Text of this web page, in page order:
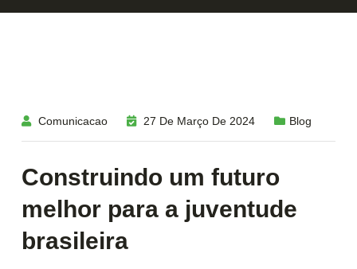
Comunicacao 27 De Março De 2024 Blog
Construindo um futuro
melhor para a juventude
brasileira